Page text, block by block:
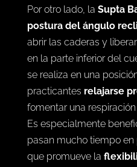
Por otro lado, la Supta
postura del ángulo
abrir las caderas y
en la parte inferior del
se realiza en una
practicantes relajarse
fomentar una
Es especialmente
pasan mucho tiempo
que promueve la